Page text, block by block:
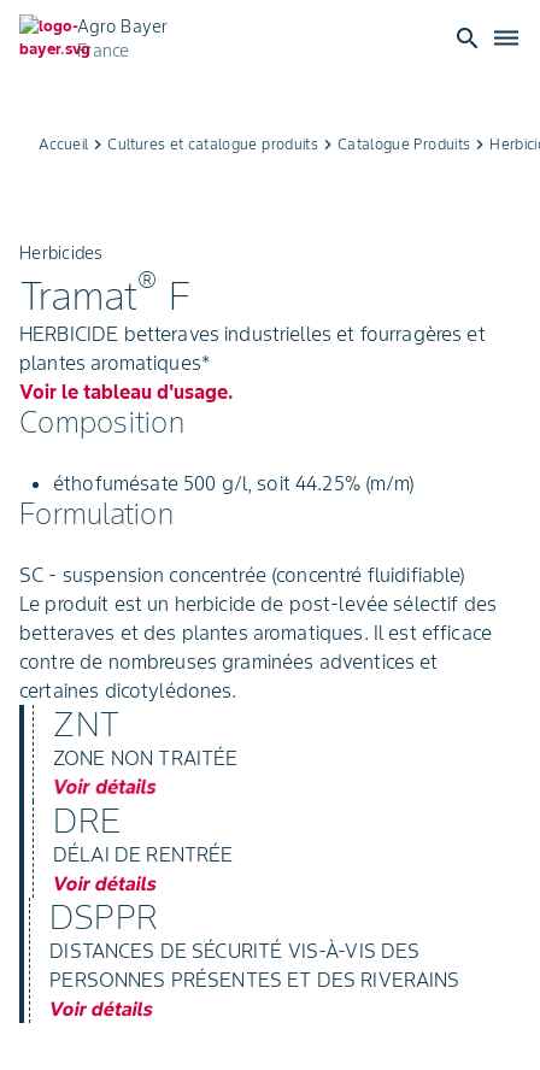
Agro Bayer
France
search dehaze
Accueil keyboard_arrow_rightCultures et catalogue produitskeyboard_arrow_right Catalogue Produits keyboard_arrow_right
Herbicides
Tramat® F
HERBICIDE betteraves industrielles et fourragères et
plantes aromatiques*
Voir le tableau d'usage.
Composition
éthofumésate 500 g/l, soit 44.25% (m/m)
Formulation
SC - suspension concentrée (concentré fluidifiable)
Le produit est un herbicide de post-levée sélectif des
betteraves et des plantes aromatiques. Il est efficace
contre de nombreuses graminées adventices et
certaines dicotylédones.
ZNT
ZONE NON TRAITÉE
Voir détails
DRE
DÉLAI DE RENTRÉE
Voir détails
DSPPR
DISTANCES DE SÉCURITÉ VIS-À-VIS DES
PERSONNES PRÉSENTES ET DES RIVERAINS
Voir détails